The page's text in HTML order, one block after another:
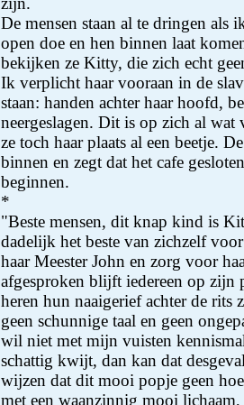
De mensen staan al te dringen als
open doe en hen binnen laat
bekijken ze Kitty, die zich echt
Ik verplicht haar vooraan in de
staan: handen achter haar hoofd,
neergeslagen. Dit is op zich al wat
ze toch haar plaats al een beetje.
binnen en zegt dat het cafe
beginnen.
*
"Beste mensen, dit knap kind is
dadelijk het beste van zichzelf
haar Meester John en zorg voor
afgesproken blijft iedereen op zijn
heren hun naaigerief achter de
geen schunnige taal en geen
wil niet met mijn vuisten
schattig kwijt, dan kan dat
wijzen dat dit mooi popje geen
met een waanzinnig mooi